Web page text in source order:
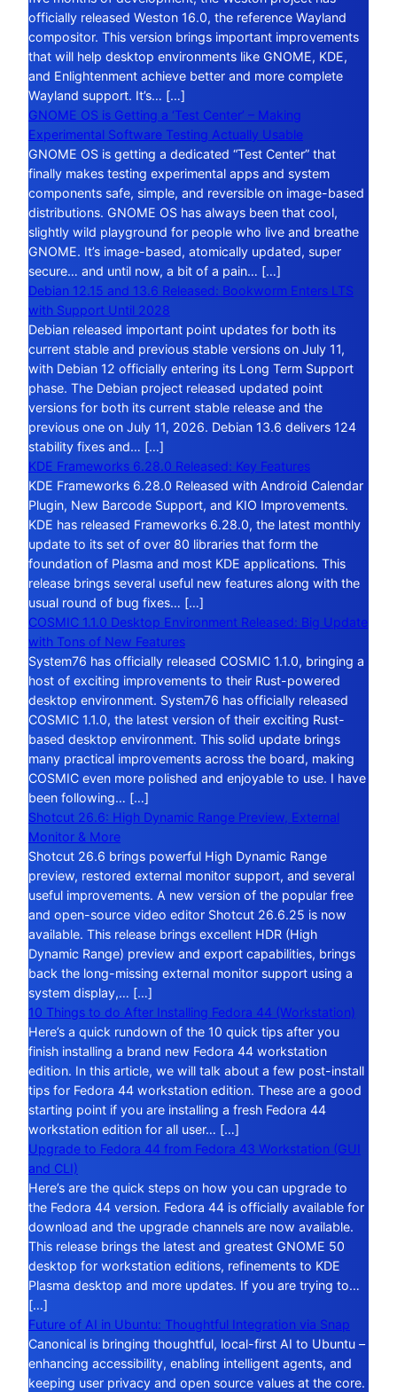
officially released Weston 16.0, the reference Wayland
compositor. This version brings important improvements
that will help desktop environments like GNOME, KDE,
and Enlightenment achieve better and more complete
Wayland support. It’s… […]
GNOME OS is Getting a ‘Test Center’ – Making
Experimental Software Testing Actually Usable
GNOME OS is getting a dedicated “Test Center” that
finally makes testing experimental apps and system
components safe, simple, and reversible on image-based
distributions. GNOME OS has always been that cool,
slightly wild playground for people who live and breathe
GNOME. It’s image-based, atomically updated, super
secure… and until now, a bit of a pain… […]
Debian 12.15 and 13.6 Released: Bookworm Enters LTS
with Support Until 2028
Debian released important point updates for both its
current stable and previous stable versions on July 11,
with Debian 12 officially entering its Long Term Support
phase. The Debian project released updated point
versions for both its current stable release and the
previous one on July 11, 2026. Debian 13.6 delivers 124
stability fixes and… […]
KDE Frameworks 6.28.0 Released: Key Features
KDE Frameworks 6.28.0 Released with Android Calendar
Plugin, New Barcode Support, and KIO Improvements.
KDE has released Frameworks 6.28.0, the latest monthly
update to its set of over 80 libraries that form the
foundation of Plasma and most KDE applications. This
release brings several useful new features along with the
usual round of bug fixes… […]
COSMIC 1.1.0 Desktop Environment Released: Big Update
with Tons of New Features
System76 has officially released COSMIC 1.1.0, bringing a
host of exciting improvements to their Rust-powered
desktop environment. System76 has officially released
COSMIC 1.1.0, the latest version of their exciting Rust-
based desktop environment. This solid update brings
many practical improvements across the board, making
COSMIC even more polished and enjoyable to use. I have
been following… […]
Shotcut 26.6: High Dynamic Range Preview, External
Monitor & More
Shotcut 26.6 brings powerful High Dynamic Range
preview, restored external monitor support, and several
useful improvements. A new version of the popular free
and open-source video editor Shotcut 26.6.25 is now
available. This release brings excellent HDR (High
Dynamic Range) preview and export capabilities, brings
back the long-missing external monitor support using a
system display,… […]
10 Things to do After Installing Fedora 44 (Workstation)
Here’s a quick rundown of the 10 quick tips after you
finish installing a brand new Fedora 44 workstation
edition. In this article, we will talk about a few post-install
tips for Fedora 44 workstation edition. These are a good
starting point if you are installing a fresh Fedora 44
workstation edition for all user… […]
Upgrade to Fedora 44 from Fedora 43 Workstation (GUI
and CLI)
Here’s are the quick steps on how you can upgrade to
the Fedora 44 version. Fedora 44 is officially available for
download and the upgrade channels are now available.
This release brings the latest and greatest GNOME 50
desktop for workstation editions, refinements to KDE
Plasma desktop and more updates. If you are trying to…
[…]
Future of AI in Ubuntu: Thoughtful Integration via Snap
Canonical is bringing thoughtful, local-first AI to Ubuntu –
enhancing accessibility, enabling intelligent agents, and
keeping user privacy and open source values at the core.